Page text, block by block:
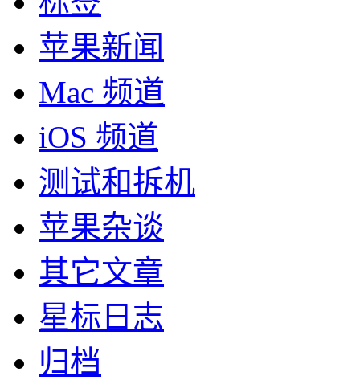
苹果新闻
Mac 频道
iOS 频道
测试和拆机
苹果杂谈
其它文章
星标日志
归档